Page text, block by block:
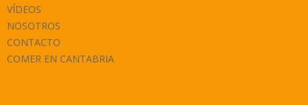
VÍDEOS
NOSOTROS
CONTACTO
COMER EN CANTABRIA